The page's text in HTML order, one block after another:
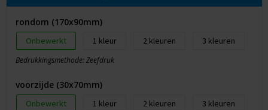
rondom (170x90mm)
Onbewerkt 1 2 3
Bedrukkingsmethode: Zeefdruk
voorzijde (30x70mm)
Onbewerkt 1 2
3